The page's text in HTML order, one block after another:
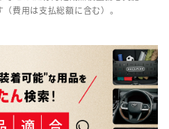
費用は支払総額に含む）。